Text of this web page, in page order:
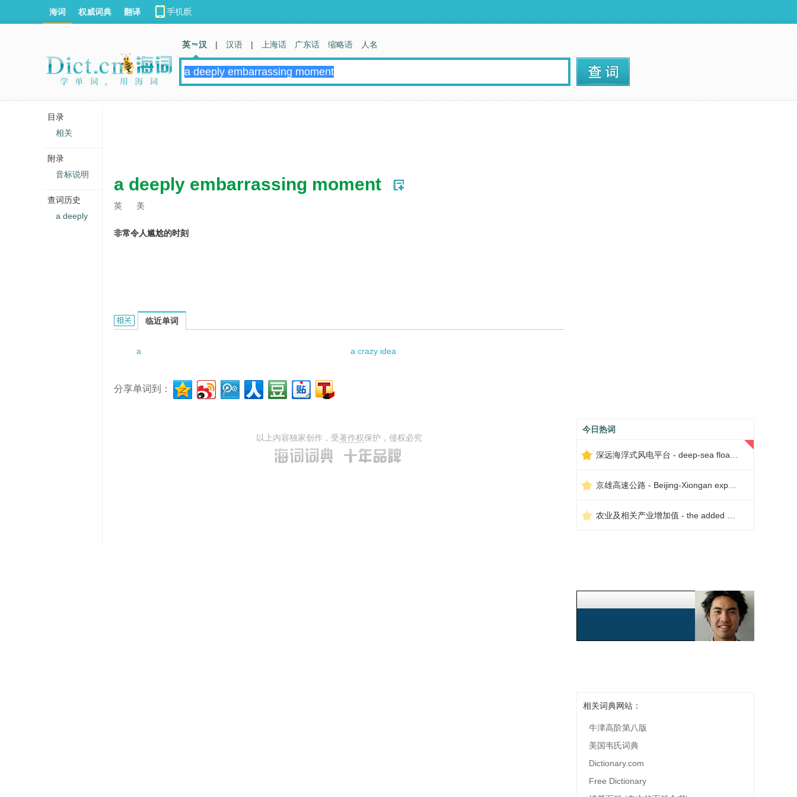
a deeply embarrassing moment
英 美
非常令人尴尬的时刻
a deeply embarrassing moment的相关资料：
临近单词
a a crazy idea
分享单词到：
以上内容独家创作，受著作权保护，侵权必究
今日热词
相关词典网站：
牛津高阶第八版
美国韦氏词典
Dictionary.com
Free Dictionary
海词 权威词典 翻译
英 汉 | 汉语 | 上海话 广东话 缩略语 人名
目录
相关
附录
音标说明
查词历史
a deeply